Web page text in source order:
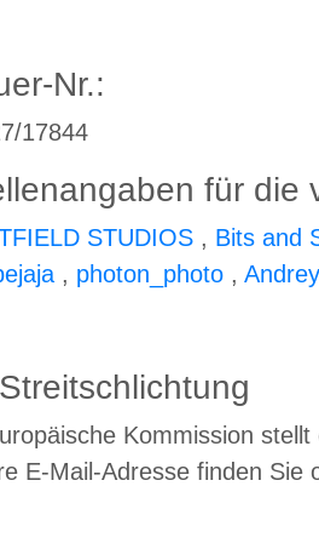
Nr.:
17844
für die
STUDIOS , Bits and
, photon_photo ,
Kommission
E-Mail-Adresse finden Sie